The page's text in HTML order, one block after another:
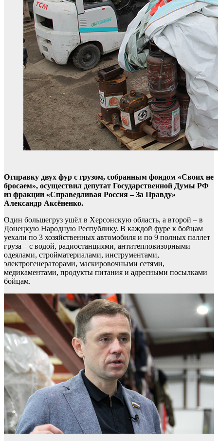
Отправку двух фур с грузом, собранным фондом «Своих не
бросаем», осуществил депутат Государственной Думы РФ
из фракции «Справедливая Россия – За Правду»
Александр Аксёненко.
Один большегруз ушёл в Херсонскую область, а второй – в
Донецкую Народную Республику. В каждой фуре к бойцам
уехали по 3 хозяйственных автомобиля и по 9 полных паллет
груза – с водой, радиостанциями, антитепловизорными
одеялами, стройматериалами, инструментами,
электрогенераторами, маскировочными сетями,
медикаментами, продукты питания и адресными посылками
бойцам.